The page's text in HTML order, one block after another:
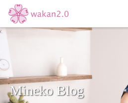
Mineko Blog